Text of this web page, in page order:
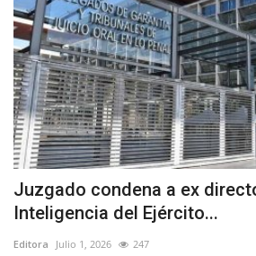
Juzgado condena a ex
Inteligencia del Ejército...
Editora Julio 1, 2026 247